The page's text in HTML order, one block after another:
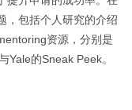
，包括个人研究的介绍
资源，分别是
Yale的Sneak Peek。